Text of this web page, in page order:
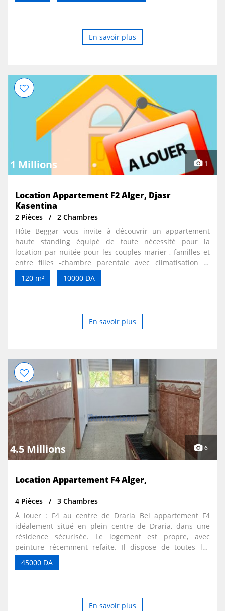
En savoir plus
1 Millions 1
Location Appartement F2 Alger, Djasr
Kasentina
2 Pièces
2 Chambres
Hôte Beggar vous invite à découvrir un appartement
haute standing équipé de toute nécessité pour la
location par nuitée pour les couples marier , familles et
entre filles -chambre parentale avec climatisation et
chauffage + Tv . -chambre d’enfants avce terrasse . -
salon et salle manger en open Space avec Tv. +
de bain avec une douche italienne ( eau chaude et froide
disponible h24 ) + sèche cheveux . Endroit calme et
centre ville Alger , à proximité métro et gare de train .
Nous vous souhaitons les bienvenus
120 m² 10000 DA
En savoir plus
4.5 Millions 6
Location Appartement F4 Alger,
4 Pièces
3 Chambres
À louer : F4 au centre de Draria Bel appartement F4
idéalement situé en plein centre de Draria, dans une
résidence sécurisée. Le logement est propre, avec
peinture récemment refaite. Il dispose de toutes les
commodités : climatiseur, chauffage, chauffe-bain,
fenêtres et placards en aluminium. Une place de parking
45000 DA
En savoir plus